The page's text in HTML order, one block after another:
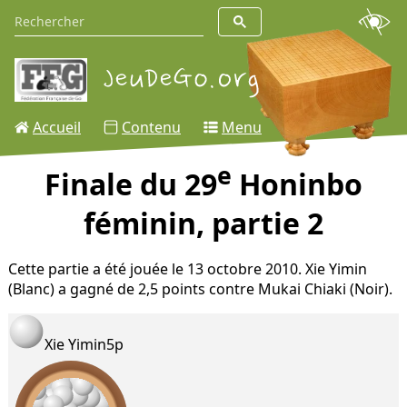
Accueil Contenu Menu
Finale du 29e Honinbo
féminin, partie 2
Cette partie a été jouée le 13 octobre 2010. Xie Yimin
(Blanc) a gagné de 2,5 points contre Mukai Chiaki (Noir).
Xie Yimin5p